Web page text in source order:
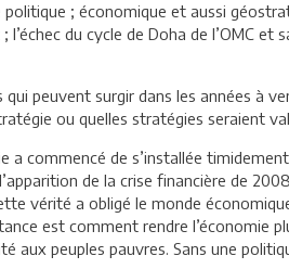
; économique et aussi
du cycle de Doha de l’OMC et
peuvent surgir dans les années à
ou quelles stratégies seraient
commencé de s’installée
de la crise financière de
vérité a obligé le monde
est comment rendre l’économie
peuples pauvres. Sans une